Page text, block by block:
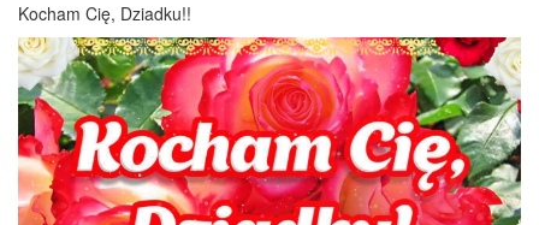
Kocham Cię, Dziadku!!